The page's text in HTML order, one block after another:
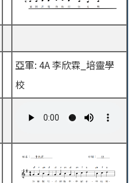
亞軍: 4A 李欣霖_培靈學
校